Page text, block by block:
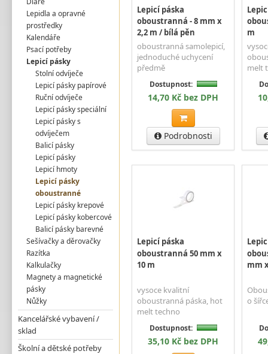
Lepidla a opravné
prostředky
Kalendáře
Psací potřeby
Lepicí pásky
Stolní odvíječe
Lepicí pásky papírové
Ruční odvíječe
Lepicí pásky speciální
Lepicí pásky s
odvíječem
Balicí pásky
Lepicí pásky
Lepicí hmoty
Lepicí pásky
oboustranné
Lepicí pásky krepové
Lepicí pásky kobercové
Balicí pásky barevné
Sešívačky a děrovačky
Razítka
Kalkulačky
Magnety a magnetické
pásky
Nůžky
Kancelářské vybavení /
sklad
Školní a dětské potřeby
Lepicí páska
oboustranná - 8 mm x
2,2 m / bílá pěn
oboustranná samolepicí,
jednoduché uchycení
předmě
Dostupnost:
14,70 Kč bez DPH
Podrobnosti
m
melt
Lepicí páska
oboustranná 50 mm x
10 m
vysoce kvalitní
oboustranná páska, hot
melt techno
Dostupnost:
35,10 Kč bez DPH
mm
o